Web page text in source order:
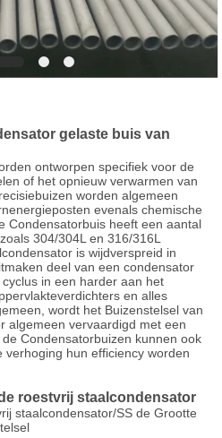
gelaste buis van
ontworpen specifiek voor de
of het opnieuw verwarmen van
worden algemeen
evenals chemische
Condensatorbuis heeft een aantal
304/304L en 316/316L
is wijdverspreid in
deel van een condensator
in een harder aan het
en alles
wordt het Buizenstelsel van
algemeen vervaardigd met een
de Condensatorbuizen kunnen ook
hun efficiency worden
roestvrij staalcondensator
staalcondensator/SS de Grootte